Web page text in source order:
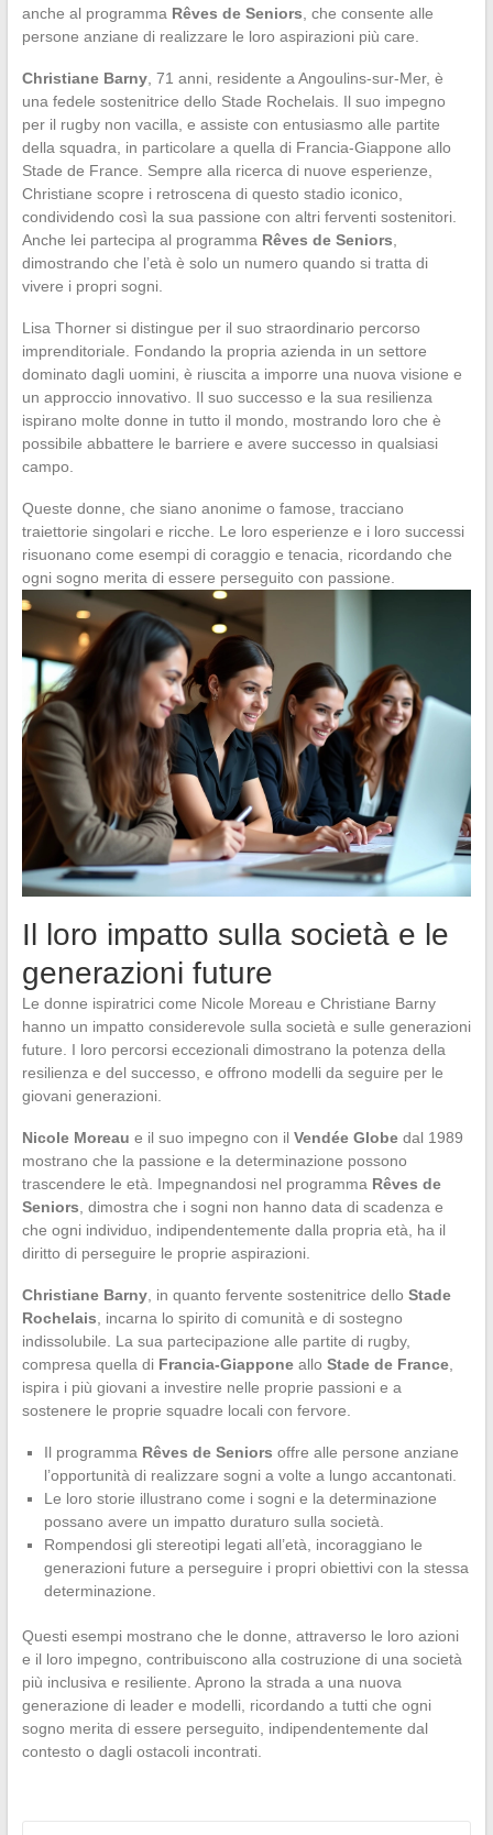
anche al programma Rêves de Seniors , che consente alle
persone anziane di realizzare le loro aspirazioni più care.
Christiane Barny, 71 anni, residente a Angoulins-sur-Mer, è
una fedele sostenitrice dello Stade Rochelais. Il suo impegno
per il rugby non vacilla, e assiste con entusiasmo alle partite
della squadra, in particolare a quella di Francia-Giappone allo
Stade de France. Sempre alla ricerca di nuove esperienze,
Christiane scopre i retroscena di questo stadio iconico,
condividendo così la sua passione con altri ferventi sostenitori.
Anche lei partecipa al programma Rêves de Seniors
dimostrando che l’età è solo un numero quando si tratta di
vivere i propri sogni.
Lisa Thorner si distingue per il suo straordinario percorso
imprenditoriale. Fondando la propria azienda in un settore
dominato dagli uomini, è riuscita a imporre una nuova visione e
un approccio innovativo. Il suo successo e la sua resilienza
ispirano molte donne in tutto il mondo, mostrando loro che è
possibile abbattere le barriere e avere successo in qualsiasi
campo.
Queste donne, che siano anonime o famose, tracciano
traiettorie singolari e ricche. Le loro esperienze e i loro successi
risuonano come esempi di coraggio e tenacia, ricordando che
ogni sogno merita di essere perseguito con passione.
Il loro impatto sulla società e le
generazioni future
Le donne ispiratrici come Nicole Moreau e Christiane Barny
hanno un impatto considerevole sulla società e sulle generazioni
future. I loro percorsi eccezionali dimostrano la potenza della
resilienza e del successo, e offrono modelli da seguire per le
giovani generazioni.
Nicole Moreau e il suo impegno con il Vendée Globedal 1989
mostrano che la passione e la determinazione possono
trascendere le età. Impegnandosi nel programma Rêves de
Seniors, dimostra che i sogni non hanno data di scadenza e
che ogni individuo, indipendentemente dalla propria età, ha il
diritto di perseguire le proprie aspirazioni.
Christiane Barny, in quanto fervente sostenitrice dello Stade
Rochelais, incarna lo spirito di comunità e di sostegno
indissolubile. La sua partecipazione alle partite di rugby,
compresa quella di Francia-Giapponeallo Stade de France,
ispira i più giovani a investire nelle proprie passioni e a
sostenere le proprie squadre locali con fervore.
Il programma Rêves de Seniors offre alle persone anziane
l’opportunità di realizzare sogni a volte a lungo accantonati.
Le loro storie illustrano come i sogni e la determinazione
possano avere un impatto duraturo sulla società.
Rompendosi gli stereotipi legati all’età, incoraggiano le
generazioni future a perseguire i propri obiettivi con la stessa
determinazione.
Questi esempi mostrano che le donne, attraverso le loro azioni
e il loro impegno, contribuiscono alla costruzione di una società
più inclusiva e resiliente. Aprono la strada a una nuova
generazione di leader e modelli, ricordando a tutti che ogni
sogno merita di essere perseguito, indipendentemente dal
contesto o dagli ostacoli incontrati.